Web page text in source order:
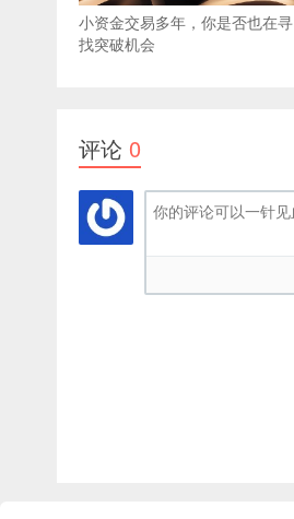
小资金交易多年，你是否也在寻
找突破机会
评论 0